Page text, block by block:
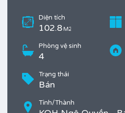
Diện tích
102.8 M2
Phòng vệ sinh
4
Trạng thái
Bán
Tỉnh/Thành